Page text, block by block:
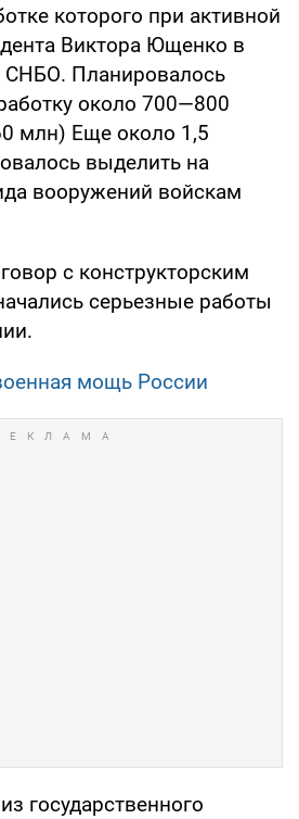
которого при активной
Виктора Ющенко в
СНБО. Планировалось
около 700—800
млн) Еще около 1,5
выделить на
вооружений войскам
с конструкторским
серьезные работы
мощь России
государственного